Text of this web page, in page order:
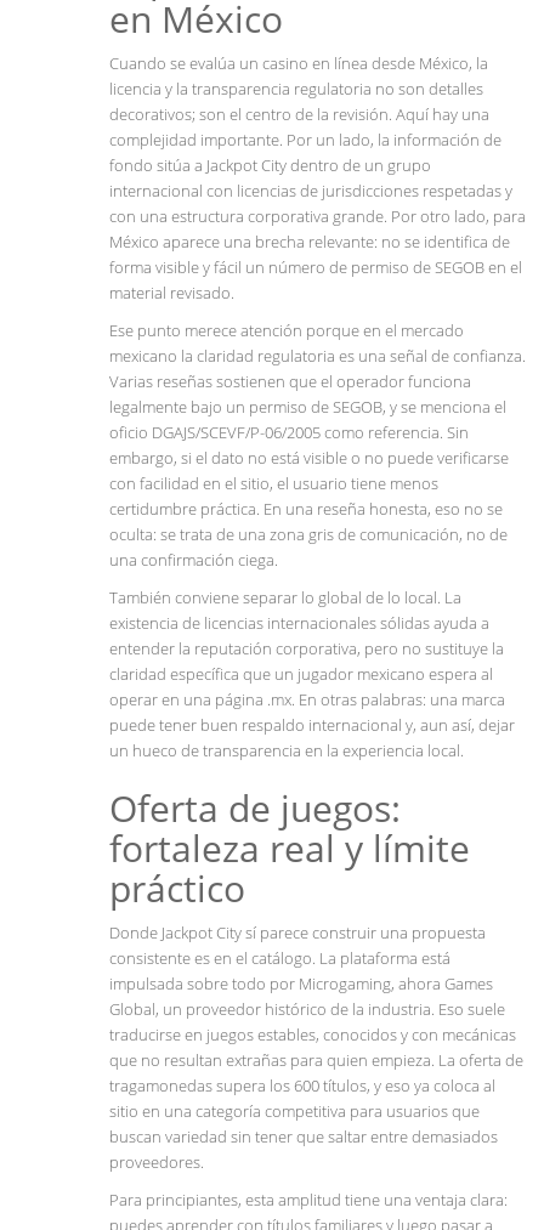
en México
Cuando se evalúa un casino en línea desde México, la
licencia y la transparencia regulatoria no son detalles
decorativos; son el centro de la revisión. Aquí hay una
complejidad importante. Por un lado, la información de
fondo sitúa a Jackpot City dentro de un grupo
internacional con licencias de jurisdicciones respetadas y
con una estructura corporativa grande. Por otro lado, para
México aparece una brecha relevante: no se identifica de
forma visible y fácil un número de permiso de SEGOB en el
material revisado.
Ese punto merece atención porque en el mercado
mexicano la claridad regulatoria es una señal de confianza.
Varias reseñas sostienen que el operador funciona
legalmente bajo un permiso de SEGOB, y se menciona el
oficio DGAJS/SCEVF/P-06/2005 como referencia. Sin
embargo, si el dato no está visible o no puede verificarse
con facilidad en el sitio, el usuario tiene menos
certidumbre práctica. En una reseña honesta, eso no se
oculta: se trata de una zona gris de comunicación, no de
una confirmación ciega.
También conviene separar lo global de lo local. La
existencia de licencias internacionales sólidas ayuda a
entender la reputación corporativa, pero no sustituye la
claridad específica que un jugador mexicano espera al
operar en una página .mx. En otras palabras: una marca
puede tener buen respaldo internacional y, aun así, dejar
un hueco de transparencia en la experiencia local.
Oferta de juegos:
fortaleza real y límite
práctico
Donde Jackpot City sí parece construir una propuesta
consistente es en el catálogo. La plataforma está
impulsada sobre todo por Microgaming, ahora Games
Global, un proveedor histórico de la industria. Eso suele
traducirse en juegos estables, conocidos y con mecánicas
que no resultan extrañas para quien empieza. La oferta de
tragamonedas supera los 600 títulos, y eso ya coloca al
sitio en una categoría competitiva para usuarios que
buscan variedad sin tener que saltar entre demasiados
proveedores.
Para principiantes, esta amplitud tiene una ventaja clara:
puedes aprender con títulos familiares y luego pasar a